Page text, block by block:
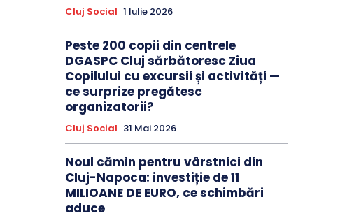
Cluj Social 1 Iulie 2026
Peste 200 copii din centrele
DGASPC Cluj sărbătoresc Ziua
Copilului cu excursii și activități —
ce surprize pregătesc
organizatorii?
Cluj Social 31 Mai 2026
Noul cămin pentru vârstnici din
Cluj-Napoca: investiție de 11
MILIOANE DE EURO, ce schimbări
aduce